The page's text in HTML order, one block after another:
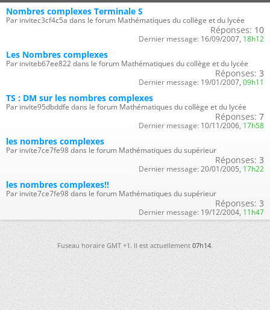
Nombres complexes Terminale S
Par invitec3cf4c5a dans le forum Mathématiques du collège et du lycée
Réponses: 10
Dernier message: 16/09/2007, 18h12
Les Nombres complexes
Par inviteb67ee822 dans le forum Mathématiques du collège et du lycée
Réponses: 3
Dernier message: 19/01/2007, 09h11
TS : DM sur les nombres complexes
Par invite95dbddfe dans le forum Mathématiques du collège et du lycée
Réponses: 7
Dernier message: 10/11/2006, 17h58
les nombres complexes
Par invite7ce7fe98 dans le forum Mathématiques du supérieur
Réponses: 3
Dernier message: 20/01/2005, 17h22
les nombres complexes!!
Par invite7ce7fe98 dans le forum Mathématiques du supérieur
Réponses: 3
Dernier message: 19/12/2004, 11h47
Fuseau horaire GMT +1. Il est actuellement07h14.